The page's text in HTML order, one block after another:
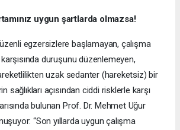
uygun şartlarda olmazsa!
egzersizlere başlamayan, çalışma
duruşunu düzenlemeyen,
uzak sedanter (hareketsiz) bir
sağlıkları açısından ciddi risklerle karşı
bulunan Prof. Dr. Mehmet Uğur
“Son yıllarda uygun çalışma